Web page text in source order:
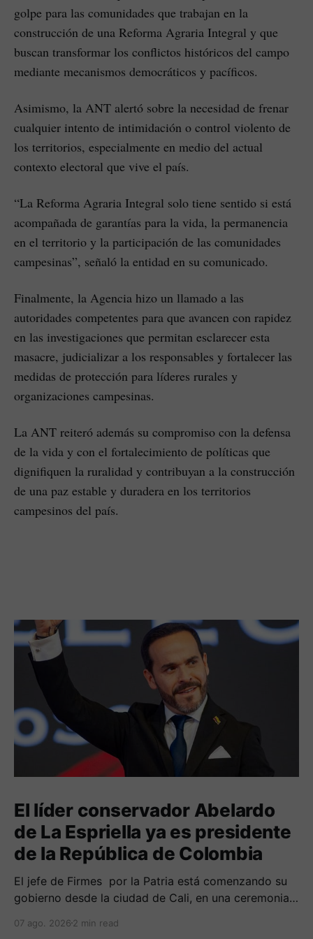
golpe para las comunidades que trabajan en la
construcción de una Reforma Agraria Integral y que
buscan transformar los conflictos históricos del campo
mediante mecanismos democráticos y pacíficos.
Asimismo, la ANT alertó sobre la necesidad de frenar
cualquier intento de intimidación o control violento de
los territorios, especialmente en medio del actual
contexto electoral que vive el país.
“La Reforma Agraria Integral solo tiene sentido si está
acompañada de garantías para la vida, la permanencia
en el territorio y la participación de las comunidades
campesinas”, señaló la entidad en su comunicado.
Finalmente, la Agencia hizo un llamado a las
autoridades competentes para que avancen con rapidez
en las investigaciones que permitan esclarecer esta
masacre, judicializar a los responsables y fortalecer las
medidas de protección para líderes rurales y
organizaciones campesinas.
La ANT reiteró además su compromiso con la defensa
de la vida y con el fortalecimiento de políticas que
dignifiquen la ruralidad y contribuyan a la construcción
de una paz estable y duradera en los territorios
campesinos del país.
El líder conservador Abelardo
de La Espriella ya es presidente
de la República de Colombia
El jefe de Firmes por la Patria está comenzando su
gobierno desde la ciudad de Cali, en una ceremonia
gobiernos conservadores.
07 ago. 2026 2 min read